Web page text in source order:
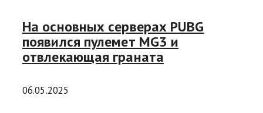
На основных серверах PUBG
появился пулемет MG3 и
отвлекающая граната
06.05.2025